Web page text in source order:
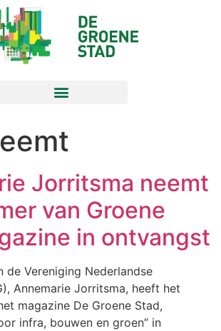
Jorritsma neemt
van Groene
in ontvangst
de Vereniging Nederlandse
Annemarie Jorritsma, heeft het
magazine De Groene Stad,
infra, bouwen en groen” in